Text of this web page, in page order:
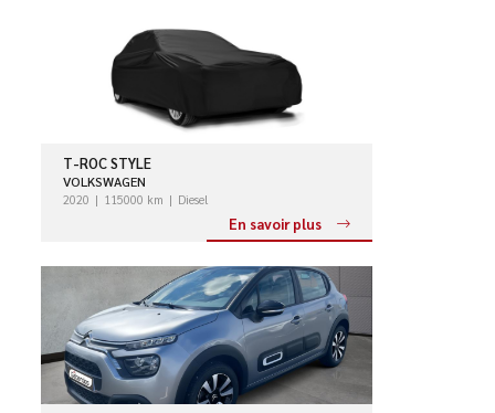
T-ROC STYLE
VOLKSWAGEN
2020 115000 km Diesel
En savoir plus